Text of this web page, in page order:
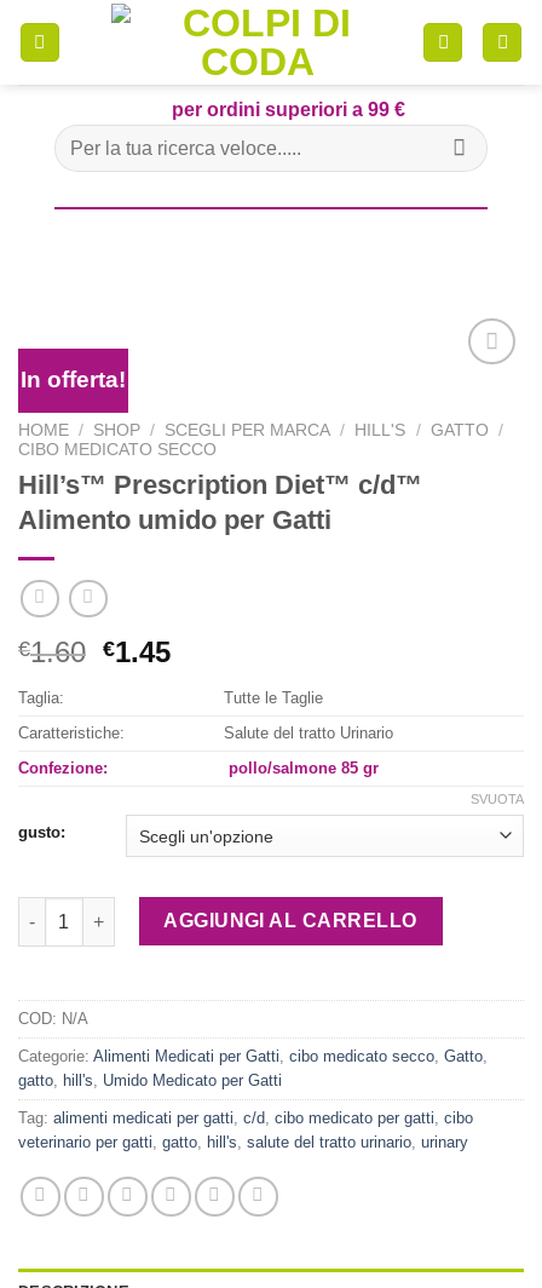
per ordini superiori a 99 €
Cerca:
In offerta!
HOME / SHOP / SCEGLI PER MARCA / HILL'S / GATTO /
CIBO MEDICATO SECCO
Hill’s™ Prescription Diet™ c/d™
Alimento umido per Gatti
€1.60 Il
era:
€1.60.
€1.45Il
attuale
€1.45.
Taglia:
Tutte le Taglie
Caratteristiche:
Salute del tratto Urinario
Confezione:
pollo/salmone 85 gr
gusto:
SVUOTA
Hill's™ Prescription Diet™ c/d™ Alimento umido per Gatti
AGGIUNGI AL CARRELLO
COD: N/A
Categorie: Alimenti Medicati per Gatti, cibo medicato secco, Gatto,
gatto, hill's, Umido Medicato per Gatti
Tag: alimenti medicati per gatti, c/d, cibo medicato per gatti, cibo
veterinario per gatti, gatto, hill's, salute del tratto urinario, urinary